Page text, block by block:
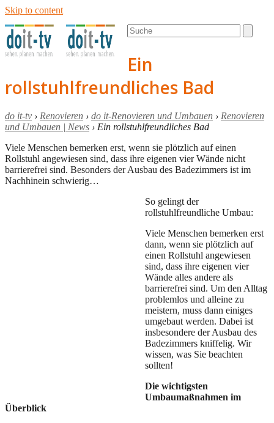
Skip to content
Open
mobile
Close
mobile
Search
Ein
rollstuhlfreundliches Bad
do it-tv › Renovieren › do it-Renovieren und Umbauen › Renovieren
und Umbauen | News › Ein rollstuhlfreundliches Bad
Viele Menschen bemerken erst, wenn sie plötzlich auf einen
Rollstuhl angewiesen sind, dass ihre eigenen vier Wände nicht
barrierefrei sind. Besonders der Ausbau des Badezimmers ist im
Nachhinein schwierig…
So gelingt der
rollstuhlfreundliche Umbau:
Viele Menschen bemerken erst
dann, wenn sie plötzlich auf
einen Rollstuhl angewiesen
sind, dass ihre eigenen vier
Wände alles andere als
barrierefrei sind. Um den Alltag
problemlos und alleine zu
meistern, muss dann einiges
umgebaut werden. Dabei ist
insbesondere der Ausbau des
Badezimmers kniffelig. Wir
wissen, was Sie beachten
sollten!
Die wichtigsten
Umbaumaßnahmen im
Überblick